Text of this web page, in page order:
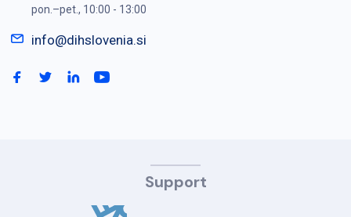
pon.–pet., 10:00 - 13:00
info@dihslovenia.si
Support